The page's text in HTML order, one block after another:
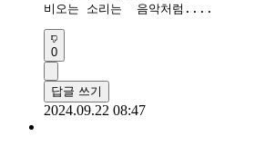
비오는 소리는  음악처럼....
0
답글 쓰기
2024.09.22 08:47